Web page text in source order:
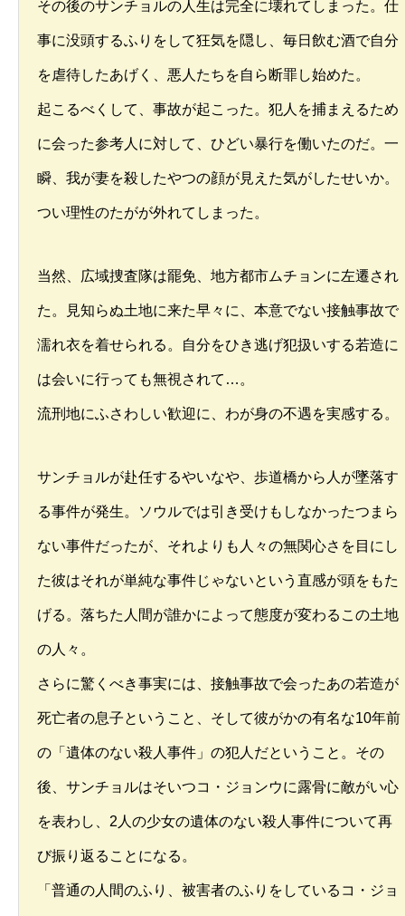
その後のサンチョルの人生は完全に壊れてしまった。仕
事に没頭するふりをして狂気を隠し、毎日飲む酒で自分
を虐待したあげく、悪人たちを自ら断罪し始めた。
起こるべくして、事故が起こった。犯人を捕まえるため
に会った参考人に対して、ひどい暴行を働いたのだ。一
瞬、我が妻を殺したやつの顔が見えた気がしたせいか。
つい理性のたがが外れてしまった。
当然、広域捜査隊は罷免、地方都市ムチョンに左遷され
た。見知らぬ土地に来た早々に、本意でない接触事故で
濡れ衣を着せられる。自分をひき逃げ犯扱いする若造に
は会いに行っても無視されて…。
流刑地にふさわしい歓迎に、わが身の不遇を実感する。
サンチョルが赴任するやいなや、歩道橋から人が墜落す
る事件が発生。ソウルでは引き受けもしなかったつまら
ない事件だったが、それよりも人々の無関心さを目にし
た彼はそれが単純な事件じゃないという直感が頭をもた
げる。落ちた人間が誰かによって態度が変わるこの土地
の人々。
さらに驚くべき事実には、接触事故で会ったあの若造が
死亡者の息子ということ、そして彼がかの有名な10年前
の「遺体のない殺人事件」の犯人だということ。その
後、サンチョルはそいつコ・ジョンウに露骨に敵がい心
を表わし、2人の少女の遺体のない殺人事件について再
び振り返ることになる。
「普通の人間のふり、被害者のふりをしているコ・ジョ